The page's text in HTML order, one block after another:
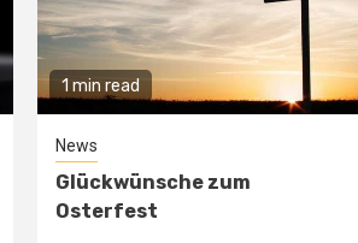
1 min read
News
Glückwünsche zum
Osterfest